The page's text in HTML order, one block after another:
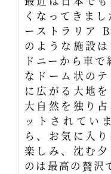
くなってきま
ーストラリア
のような施設
ドニーから車
なドーム状の
に広がる大地
大自然を独り
ットされてい
ら、お気に入
楽しみ、沈む
のは最高の贅沢